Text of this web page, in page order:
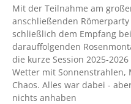
Mit der Teilnahme am
anschließenden
schließlich dem Empfang
darauffolgenden
die kurze Session 2025-
Wetter mit Sonnenstrahlen,
Chaos. Alles war dabei -
nichts anhaben